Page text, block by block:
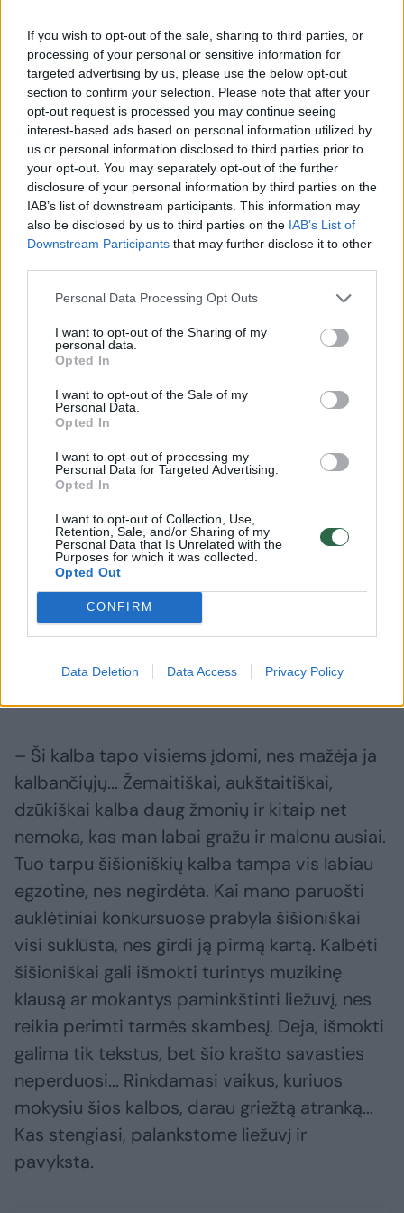
If you wish to opt-out of the sale, sharing to third parties, or
processing of your personal or sensitive information for
targeted advertising by us, please use the below opt-out
section to confirm your selection. Please note that after your
opt-out request is processed you may continue seeing
interest-based ads based on personal information utilized by
us or personal information disclosed to third parties prior to
your opt-out. You may separately opt-out of the further
disclosure of your personal information by third parties on the
IAB’s list of downstream participants. This information may
also be disclosed by us to third parties on the IAB’s List of
Downstream Participants that may further disclose it to other
Personal Data Processing Opt Outs
I want to opt-out of the Sharing of my
personal data.
Opted In
I want to opt-out of the Sale of my
Personal Data.
Opted In
I want to opt-out of processing my
Personal Data for Targeted Advertising.
Opted In
I want to opt-out of Collection, Use,
Retention, Sale, and/or Sharing of my
Personal Data that Is Unrelated with the
Purposes for which it was collected.
Opted Out
CONFIRM
Data Deletion Data Access Privacy Policy
mano mokinė Indrė Skablauskaitė,
ekspoziciją bei konsultuojantis su ją
perėmusiais patyrusiais žinovais.
Moksleiviai tarmės mokosi ruošdamiesi
pasakotojų konkursams, etninės kultūros
olimpiadoms. Prieš bandydama ją pristatyti
pamokose, klasėje, turiu mokinius gerai
paruošti, antraip ji sukelia tik juoką... Jei
žmonės kalbėjo jiems pažįstamais takeliais
vaikščioję prieš kelis amžius, jie labai rimtai
klausosi ar net bando kai kuriuos žodžius
juokaudami panaudoti kasdien. Šilutės krašto
vaikai jau gerai žino, kad jie gyvena ne
Žemaitijoje, o Mažojoje Lietuvoje. Viena
svarbiausių tarmės išsaugojimo veiklų –
veikusi šeštadieninė lietuvininkų tarmės
mokyklėlė, paskatinusi vietos žmones
mokytis tarmės ir išugdžiusi 30 įvairaus
amžiaus šišioniškių tarmės puoselėtojų.
– Ar šiuo metu juntamas didelis
– Ši kalba tapo visiems įdomi, nes mažėja ja
kalbančiųjų... Žemaitiškai, aukštaitiškai,
dzūkiškai kalba daug žmonių ir kitaip net
nemoka, kas man labai gražu ir malonu ausiai.
Tuo tarpu šišioniškių kalba tampa vis labiau
egzotine, nes negirdėta. Kai mano paruošti
auklėtiniai konkursuose prabyla šišioniškai
visi suklūsta, nes girdi ją pirmą kartą. Kalbėti
šišioniškai gali išmokti turintys muzikinę
klausą ar mokantys paminkštinti liežuvį, nes
reikia perimti tarmės skambesį. Deja, išmokti
galima tik tekstus, bet šio krašto savasties
neperduosi... Rinkdamasi vaikus, kuriuos
mokysiu šios kalbos, darau griežtą atranką...
Kas stengiasi, palankstome liežuvį ir
pavyksta.